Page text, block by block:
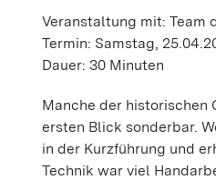
Veranstaltung mit: Team
Termin: Samstag,
Dauer: 30 Minuten
Manche der historischen
ersten Blick sonderbar.
in der Kurzführung und
Technik war viel